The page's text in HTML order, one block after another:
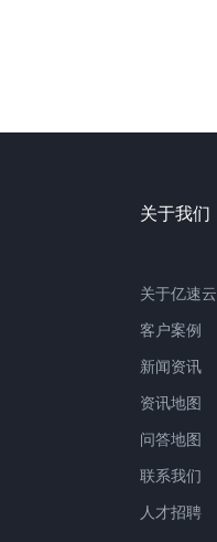
关于我们
关于亿速云
客户案例
新闻资讯
资讯地图
问答地图
联系我们
人才招聘